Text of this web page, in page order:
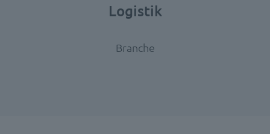
Logistik
Branche